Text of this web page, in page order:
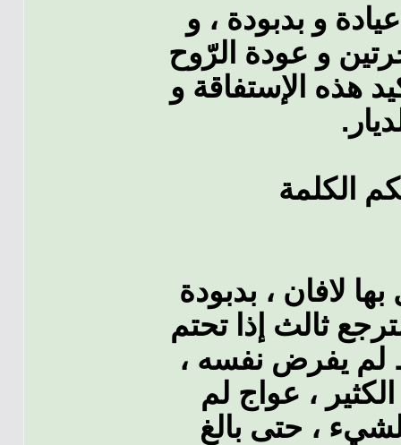
و بدبودة ، و
و عودة الرّوح
هذه الإستفاقة و
لافان ، بدبودة
ثالث إذا تحتم
لم يفرض نفسه ،
، عواج لم
، حتى بالغ